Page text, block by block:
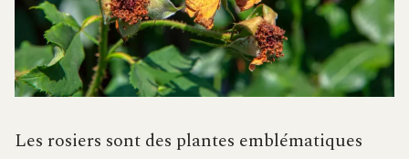
Les rosiers sont des plantes emblématiques